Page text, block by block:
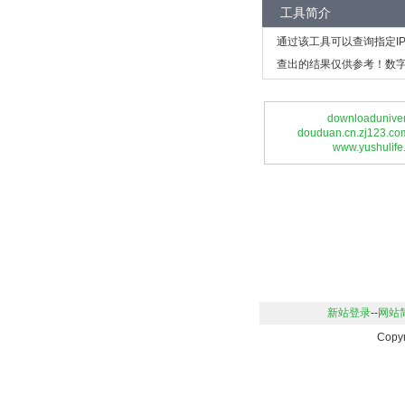
工具简介
通过该工具可以查询指定
查出的结果仅供参考！数
新站登录--网站